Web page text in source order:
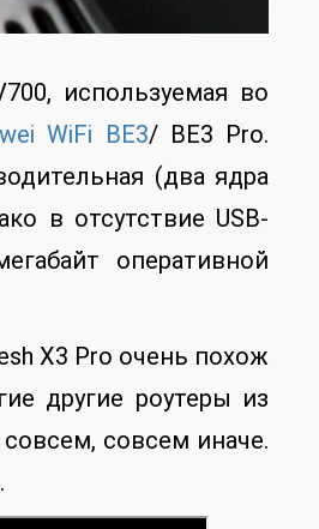
используемая во
WiFi BE3/ BE3 Pro.
(два ядра
в отсутствие USB-
оперативной
X3 Pro очень похож
другие роутеры из
совсем иначе.